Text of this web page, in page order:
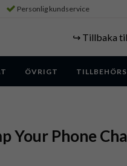
Personlig kundservice
↪️ Tillbaka
ÖVRIGT
Your Phone